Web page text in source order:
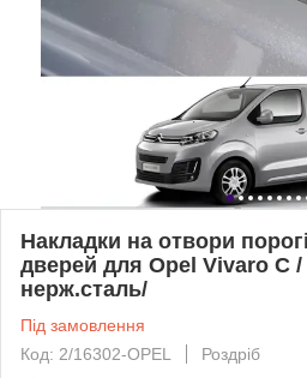
Накладки на отвори
дверей для Opel Vivaro С
нерж.сталь/
Під замовлення
Код: 2/16302-OPEL
Роздріб